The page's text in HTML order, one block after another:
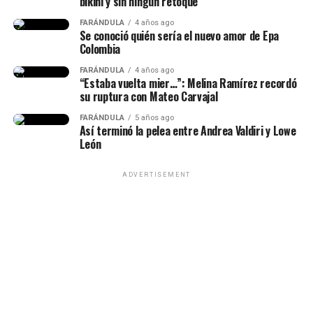
“Y el verano rosa ahora es
un invierno”, se oyó.
Y EL VERANO ROSA AHORA
ES UN INVIERNO …. Alguien
que te amaba
@markoentodo🥹❤️ @Karol G♬ sonido original –
favoritas de los colombianos.
Lee también: “Fui víctima de abvs6 s3xua7 de
Rafael Poveda”: Salieron a la luz los testimonios de
las presuntas víctimas que acusan al periodista
A continuación, presentamos eltop 10 de las
canciones más escuchadasen el país y que
actualmente ocupan las primeras posiciones en dicho
FARÁNDULA 4 años ago
Se conoció quién sería el nuevo amor de Epa
Colombia
FARÁNDULA 4 años ago
“Estaba vuelta mier…”: Melina Ramírez recordó
su ruptura con Mateo Carvajal
FARÁNDULA 5 años ago
Así terminó la pelea entre Andrea Valdiri y Lowe
León
ADVERTISEMENT